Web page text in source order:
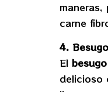
carne
4. Besugo
El besugo
delicioso